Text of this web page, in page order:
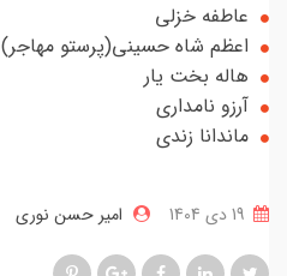
عاطفه خزلی
اعظم شاه حسینی(پرستو مهاجر)
هاله بخت یار
آرزو نامداری
ماندانا زندی
امیر حسن نوری